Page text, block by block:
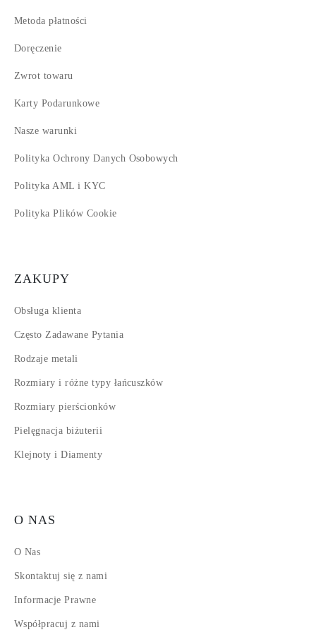
Metoda płatności
Doręczenie
Zwrot towaru
Karty Podarunkowe
Nasze warunki
Polityka Ochrony Danych Osobowych
Polityka AML i KYC
Polityka Plików Cookie
ZAKUPY
Obsługa klienta
Często Zadawane Pytania
Rodzaje metali
Rozmiary i różne typy łańcuszków
Rozmiary pierścionków
Pielęgnacja biżuterii
Klejnoty i Diamenty
O NAS
O Nas
Skontaktuj się z nami
Informacje Prawne
Współpracuj z nami